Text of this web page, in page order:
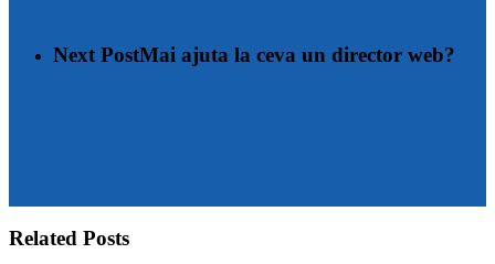
Next PostMai ajuta la ceva un director web?
Related Posts